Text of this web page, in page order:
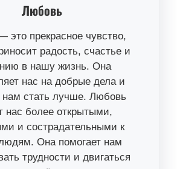
Любовь
это прекрасное чувство,
радость, счастье и
в нашу жизнь. Она
нас на добрые дела и
нам стать лучше. Любовь
нас более открытыми,
и сострадательными к
Она помогает нам
трудности и двигаться